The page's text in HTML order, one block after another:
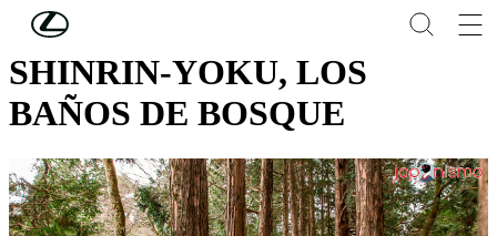
Skip to Main Content
SHINRIN-YOKU, LOS
BAÑOS DE BOSQUE